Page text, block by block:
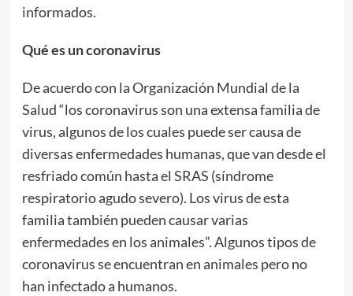
informados.
Qué es un coronavirus
De acuerdo con la Organización Mundial de la
Salud “los coronavirus son una extensa familia de
virus, algunos de los cuales puede ser causa de
diversas enfermedades humanas, que van desde el
resfriado común hasta el SRAS (síndrome
respiratorio agudo severo). Los virus de esta
familia también pueden causar varias
enfermedades en los animales”. Algunos tipos de
coronavirus se encuentran en animales pero no
han infectado a humanos.